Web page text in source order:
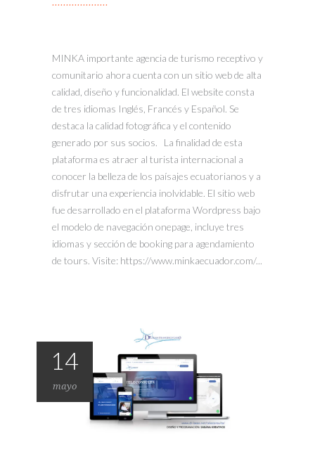
MINKA importante agencia de turismo receptivo y
comunitario ahora cuenta con un sitio web de alta
calidad, diseño y funcionalidad. El website consta
de tres idiomas Inglés, Francés y Español. Se
destaca la calidad fotográfica y el contenido
generado por sus socios. La finalidad de esta
plataforma es atraer al turista internacional a
conocer la belleza de los paísajes ecuatorianos y a
disfrutar una experiencia inolvidable. El sitio web
fue desarrollado en el plataforma Wordpress bajo
el modelo de navegación onepage, incluye tres
idiomas y sección de booking para agendamiento
de tours. Visite: https://www.minkaecuador.com/...
14
mayo